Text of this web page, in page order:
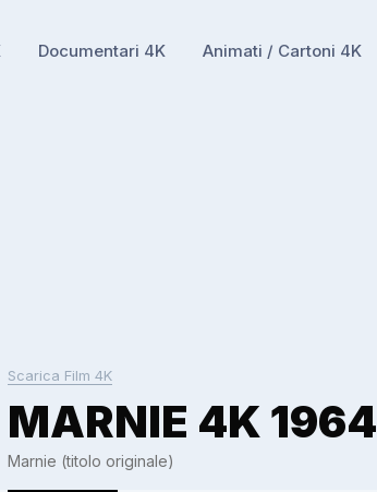
Documentari 4K Animati / Cartoni 4K
Scarica Film 4K
MARNIE 4K 1964
Marnie (titolo originale)